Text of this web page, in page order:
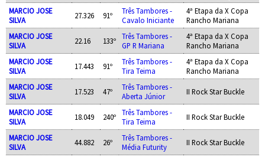
MARCIO JOSE
SILVA
27.326 91º
Três Tambores -
Cavalo Iniciante
4ª Etapa da X Copa
Rancho Mariana
MARCIO JOSE
SILVA
22.16 133º
Três Tambores -
GP R Mariana
4ª Etapa da X Copa
Rancho Mariana
MARCIO JOSE
SILVA
17.443 91º
Três Tambores -
Tira Teima
4ª Etapa da X Copa
Rancho Mariana
MARCIO JOSE
SILVA
17.523 47º
Três Tambores -
Aberta Júnior
II Rock Star Buckle
MARCIO JOSE
SILVA
18.049 240º
Três Tambores -
Tira Teima
II Rock Star Buckle
MARCIO JOSE
SILVA
44.882 26º
Três Tambores -
Média Futurity
II Rock Star Buckle